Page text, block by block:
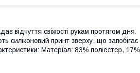
відчуття свіжості рукам протягом дня.
силіконовий принт зверху, що запобігає
Матеріал: 83% поліестер, 17%